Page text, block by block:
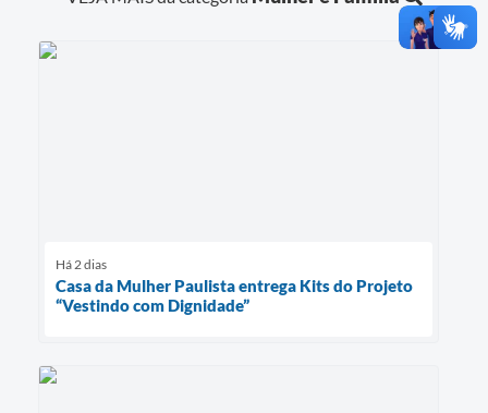
Há 2 dias
Casa da Mulher Paulista entrega Kits do Projeto
“Vestindo com Dignidade”